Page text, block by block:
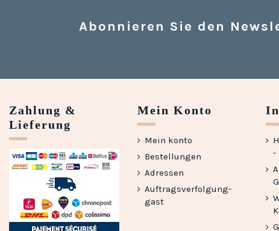
Abonnieren Sie den
Zahlung &
Lieferung
Mein Konto
Mein konto
Bestellungen
Adressen
Auftragsverfolgung-
gast
-